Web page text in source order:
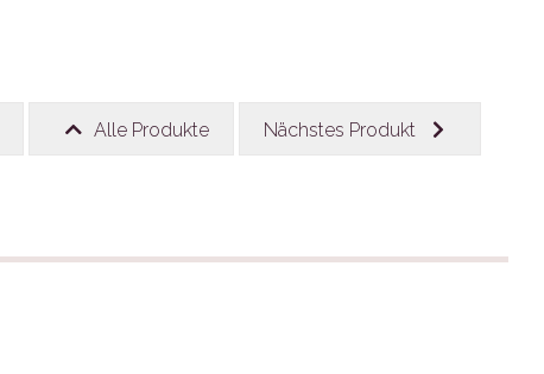
Alle Produkte Nächstes Produkt